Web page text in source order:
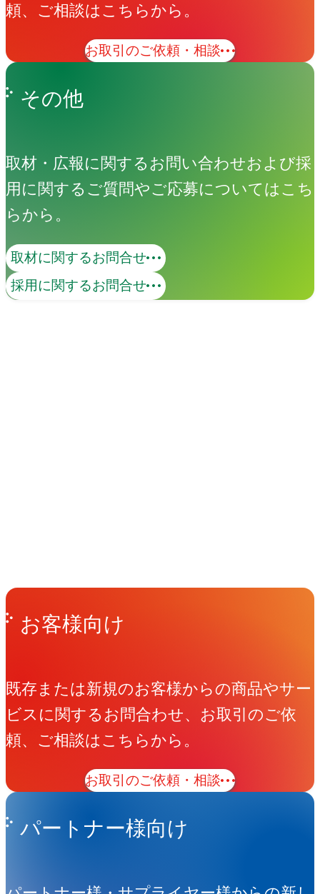
頼、ご相談はこちらから。
お取引のご依頼・相談
その他
取材・広報に関するお問い合わせおよび採
用に関するご質問やご応募についてはこち
らから。
取材に関するお問合せ
採用に関するお問合せ
Get in Touchお問い合わせ
お客様向け
既存または新規のお客様からの商品やサー
ビスに関するお問合わせ、お取引のご依
頼、ご相談はこちらから。
お取引のご依頼・相談
パートナー様向け